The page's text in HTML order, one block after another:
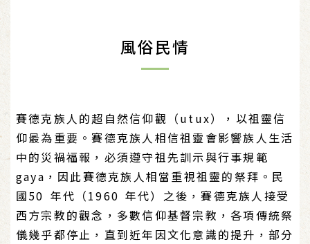
風俗民情
賽德克族人的超自然信仰觀（utux），以祖靈信
仰最為重要。賽德克族人相信祖靈會影響族人生活
中的災禍福報，必須遵守祖先訓示與行事規範
gaya，因此賽德克族人相當重視祖靈的祭拜。民
國50 年代（1960 年代）之後，賽德克族人接受
西方宗教的觀念，多數信仰基督宗教，各項傳統祭
儀幾乎都停止，直到近年因文化意識的提升，部分